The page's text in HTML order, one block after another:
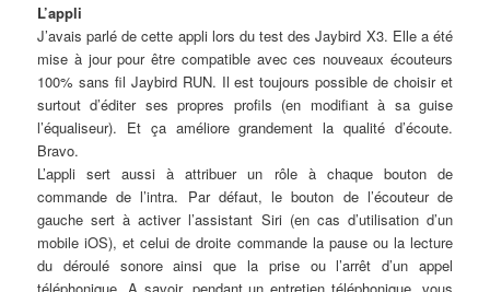
L’appli
J’avais parlé de cette appli lors du test des Jaybird X3. Elle a été
mise à jour pour être compatible avec ces nouveaux écouteurs
100% sans fil Jaybird RUN. Il est toujours possible de choisir et
surtout d’éditer ses propres profils (en modifiant à sa guise
l’équaliseur). Et ça améliore grandement la qualité d’écoute.
Bravo.
L’appli sert aussi à attribuer un rôle à chaque bouton de
commande de l’intra. Par défaut, le bouton de l’écouteur de
gauche sert à activer l’assistant Siri (en cas d’utilisation d’un
mobile iOS), et celui de droite commande la pause ou la lecture
du déroulé sonore ainsi que la prise ou l’arrêt d’un appel